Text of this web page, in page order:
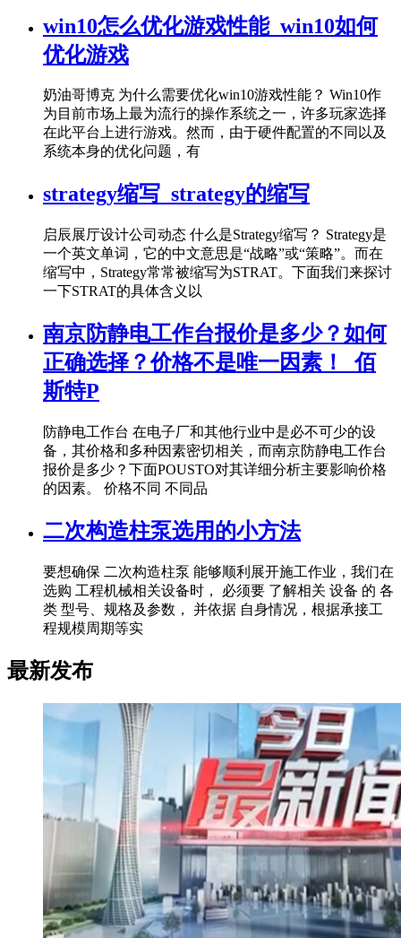
win10怎么优化游戏性能_win10如何
优化游戏
奶油哥博克 为什么需要优化win10游戏性能？ Win10作
为目前市场上最为流行的操作系统之一，许多玩家选择
在此平台上进行游戏。然而，由于硬件配置的不同以及
系统本身的优化问题，有
strategy缩写_strategy的缩写
启辰展厅设计公司动态 什么是Strategy缩写？ Strategy是
一个英文单词，它的中文意思是“战略”或“策略”。而在
缩写中，Strategy常常被缩写为STRAT。下面我们来探讨
一下STRAT的具体含义以
南京防静电工作台报价是多少？如何
正确选择？价格不是唯一因素！_佰
斯特P
防静电工作台 在电子厂和其他行业中是必不可少的设
备，其价格和多种因素密切相关，而南京防静电工作台
报价是多少？下面POUSTO对其详细分析主要影响价格
的因素。 价格不同 不同品
二次构造柱泵选用的小方法
要想确保 二次构造柱泵 能够顺利展开施工作业，我们在
选购 工程机械相关设备时， 必须要 了解相关 设备 的 各
类 型号、规格及参数， 并依据 自身情况，根据承接工
程规模周期等实
最新发布